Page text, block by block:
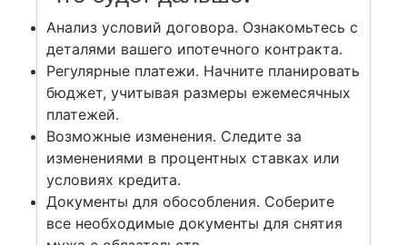
Анализ условий договора. Ознакомьтесь с
деталями вашего ипотечного контракта.
Регулярные платежи. Начните планировать
бюджет, учитывая размеры ежемесячных
платежей.
Возможные изменения. Следите за
изменениями в процентных ставках или
условиях кредита.
Документы для обособления. Соберите
все необходимые документы для снятия